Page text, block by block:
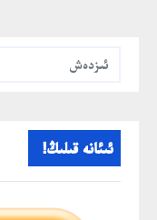
ئىئانە قىلىڭ!